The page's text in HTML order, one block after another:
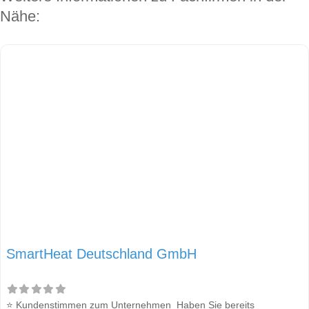
Nähe:
SmartHeat Deutschland GmbH
⭐ Kundenstimmen zum Unternehmen Haben Sie bereits